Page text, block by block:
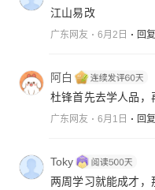
江山易改
广东网友 6月2日 回复
阿白
杜锋首先去学人品，
广东网友 6月1日 回复
Toky
两周学习就能成才，